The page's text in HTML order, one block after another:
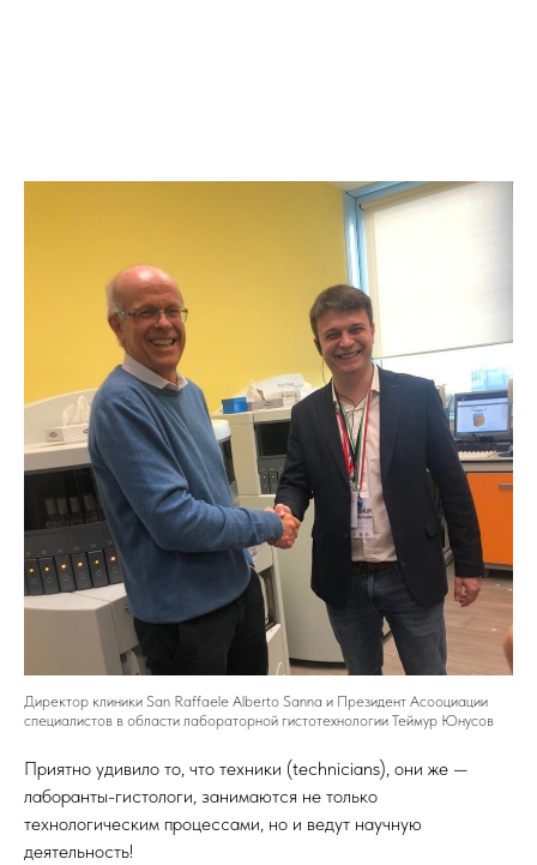
Директор клиники San Raffaele Alberto Sanna и Президент Асооциации
специалистов в области лабораторной гистотехнологии Теймур Юнусов
Приятно удивило то, что техники (technicians), они же —
лаборанты-гистологи, занимаются не только
технологическим процессами, но и ведут научную
деятельность!